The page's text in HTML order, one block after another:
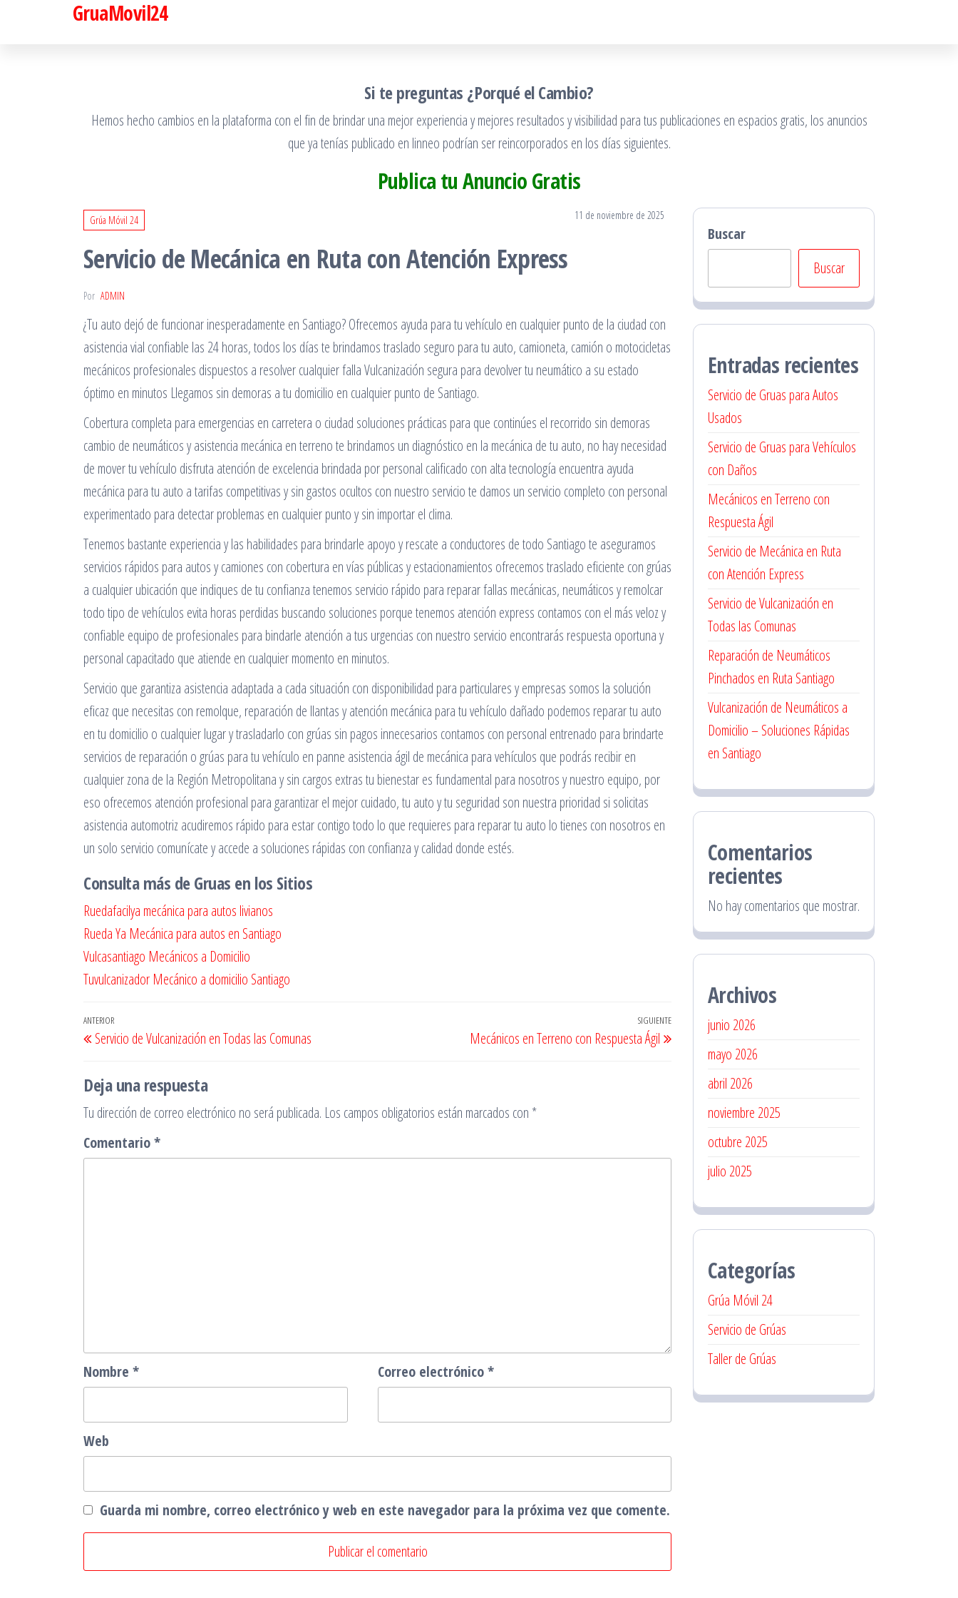
GruaMovil24
Si te preguntas ¿Porqué el Cambio?
Hemos hecho cambios en la plataforma con el fin de brindar una mejor experiencia y mejores resultados y visibilidad para tus publicaciones en espacios gratis, los anuncios
que ya tenías publicado en linneo podrían ser reincorporados en los días siguientes.
Publica tu Anuncio Gratis
Grúa Móvil 24 11 de noviembre de 2025
Servicio de Mecánica en Ruta con Atención Express
Por ADMIN
¿Tu auto dejó de funcionar inesperadamente en Santiago? Ofrecemos ayuda para tu vehículo en cualquier punto de la ciudad con
asistencia vial confiable las 24 horas, todos los días te brindamos traslado seguro para tu auto, camioneta, camión o motocicletas
mecánicos profesionales dispuestos a resolver cualquier falla Vulcanización segura para devolver tu neumático a su estado
óptimo en minutos Llegamos sin demoras a tu domicilio en cualquier punto de Santiago.
Cobertura completa para emergencias en carretera o ciudad soluciones prácticas para que continúes el recorrido sin demoras
cambio de neumáticos y asistencia mecánica en terreno te brindamos un diagnóstico en la mecánica de tu auto, no hay necesidad
de mover tu vehículo disfruta atención de excelencia brindada por personal calificado con alta tecnología encuentra ayuda
mecánica para tu auto a tarifas competitivas y sin gastos ocultos con nuestro servicio te damos un servicio completo con personal
experimentado para detectar problemas en cualquier punto y sin importar el clima.
Tenemos bastante experiencia y las habilidades para brindarle apoyo y rescate a conductores de todo Santiago te aseguramos
servicios rápidos para autos y camiones con cobertura en vías públicas y estacionamientos ofrecemos traslado eficiente con grúas
a cualquier ubicación que indiques de tu confianza tenemos servicio rápido para reparar fallas mecánicas, neumáticos y remolcar
todo tipo de vehículos evita horas perdidas buscando soluciones porque tenemos atención express contamos con el más veloz y
confiable equipo de profesionales para bindarle atención a tus urgencias con nuestro servicio encontrarás respuesta oportuna y
personal capacitado que atiende en cualquier momento en minutos.
Servicio que garantiza asistencia adaptada a cada situación con disponibilidad para particulares y empresas somos la solución
eficaz que necesitas con remolque, reparación de llantas y atención mecánica para tu vehículo dañado podemos reparar tu auto
en tu domicilio o cualquier lugar y trasladarlo con grúas sin pagos innecesarios contamos con personal entrenado para brindarte
servicios de reparación o grúas para tu vehículo en panne asistencia ágil de mecánica para vehículos que podrás recibir en
cualquier zona de la Región Metropolitana y sin cargos extras tu bienestar es fundamental para nosotros y nuestro equipo, por
eso ofrecemos atención profesional para garantizar el mejor cuidado, tu auto y tu seguridad son nuestra prioridad si solicitas
asistencia automotriz acudiremos rápido para estar contigo todo lo que requieres para reparar tu auto lo tienes con nosotros en
un solo servicio comunícate y accede a soluciones rápidas con confianza y calidad donde estés.
Consulta más de Gruas en los Sitios
Ruedafacilya mecánica para autos livianos
Rueda Ya Mecánica para autos en Santiago
Vulcasantiago Mecánicos a Domicilio
Tuvulcanizador Mecánico a domicilio Santiago
Navegación
de
entradas
Entrada
anterior
ANTERIOR
Servicio de Vulcanización en Todas las Comunas
Entrada
siguiente
SIGUIENTE
Mecánicos en Terreno con Respuesta Ágil
Deja una respuesta
Tu dirección de correo electrónico no será publicada. Los campos obligatorios están marcados con *
Comentario*
Nombre * Correo electrónico*
Web
Guarda mi nombre, correo electrónico y web en este navegador para la próxima vez que comente.
Buscar
Buscar
Entradas recientes
Servicio de Gruas para Autos
Usados
Servicio de Gruas para Vehículos
con Daños
Mecánicos en Terreno con
Respuesta Ágil
Servicio de Mecánica en Ruta
con Atención Express
Servicio de Vulcanización en
Todas las Comunas
Reparación de Neumáticos
Pinchados en Ruta Santiago
Vulcanización de Neumáticos a
Domicilio – Soluciones Rápidas
en Santiago
Comentarios
recientes
No hay comentarios que mostrar.
Archivos
junio 2026
mayo 2026
abril 2026
noviembre 2025
octubre 2025
julio 2025
Categorías
Grúa Móvil 24
Servicio de Grúas
Taller de Grúas